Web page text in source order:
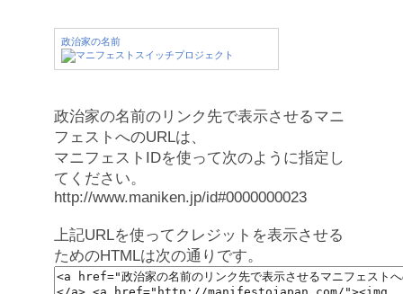
政治家の名前
政治家の名前のリンク先で表示させるマニ
フェストへのURLは、
マニフェストIDを使って次のように指定し
てください。
http://www.maniken.jp/id#0000000023
上記URLを使ってクレジットを表示させる
ためのHTMLは次の通りです。